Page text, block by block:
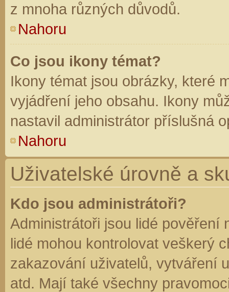
z mnoha různých důvodů.
Nahoru
Co jsou ikony témat?
Ikony témat jsou obrázky, které
vyjádření jeho obsahu. Ikony
nastavil administrátor příslušná
Nahoru
Uživatelské úrovně a
Kdo jsou administrátoři?
Administrátoři jsou lidé pověření
lidé mohou kontrolovat veškerý
zakazování uživatelů, vytváření
atd. Mají také všechny